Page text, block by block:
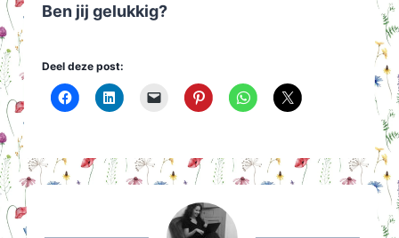
Ben jij gelukkig?
Deel deze post: